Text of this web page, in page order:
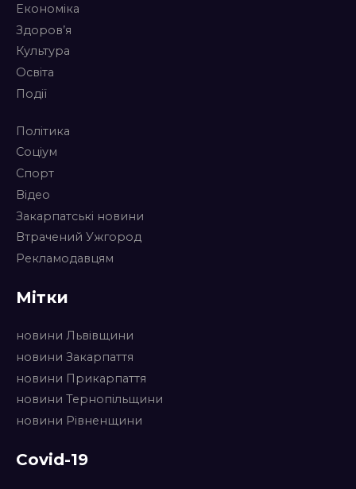
Економіка
Здоров’я
Культура
Освіта
Події
Політика
Соціум
Спорт
Відео
Закарпатські новини
Втрачений Ужгород
Рекламодавцям
Мітки
новини Львівщини
новини Закарпаття
новини Прикарпаття
новини Тернопільщини
новини Рівненщини
Covid-19